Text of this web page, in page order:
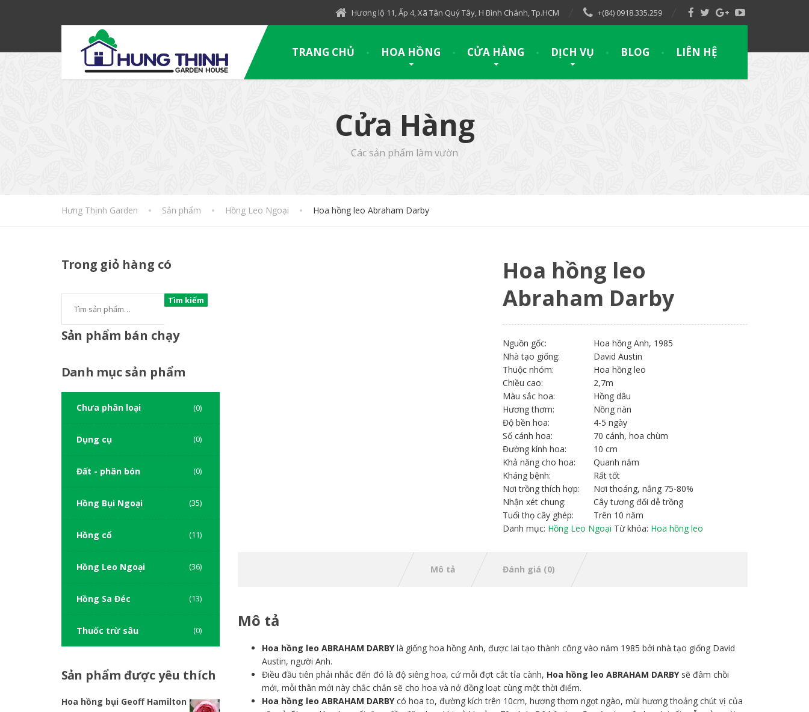
Hương lộ 11, Ấp 4, Xã Tân Quý Tây, H Bình Chánh, Tp.HCM +(84) 0918.335.259
TRANG CHỦ HOA HỒNG CỬA HÀNG DỊCH VỤ BLOG LIÊN HỆ
Cửa Hàng
Các sản phẩm làm vườn
Hưng Thịnh Garden Sản phẩm Hồng Leo Ngoại Hoa hồng leo Abraham Darby
Hoa hồng leo
Abraham Darby
Nguồn gốc:
Hoa hồng Anh, 1985
Nhà tạo giống:
David Austin
Thuộc nhóm:
Hoa hồng leo
Chiều cao:
2,7m
Màu sắc hoa:
Hồng dâu
Hương thơm:
Nồng nàn
Độ bền hoa:
4-5 ngày
Số cánh hoa:
70 cánh, hoa chùm
Đường kính hoa:
10 cm
Khả năng cho hoa:
Quanh năm
Kháng bệnh:
Rất tốt
Nơi trồng thích hợp:
Nơi thoáng, nắng 75-80%
Nhận xét chung:
Cây tương đối dễ trồng
Tuổi thọ cây ghép:
Trên 10 năm
Danh mục: Hồng Leo Ngoại Từ khóa: Hoa hồng leo
Mô tả Đánh giá (0)
Mô tả
Hoa hồng leo ABRAHAM DARBYlà giống hoa hồng Anh, được lai tạo thành công vào năm 1985 bởi nhà tạo giống David
Austin, người Anh.
Điều đầu tiên phải nhắc đến đó là độ siêng hoa, cứ mỗi đợt cắt tỉa cành, Hoa hồng leo ABRAHAM DARBY sẽ đâm chồi
mới, mỗi thân mới này chắc chắn sẽ cho hoa và nở đồng loạt cùng một thời điểm.
Hoa hồng leo ABRAHAM DARBYcó hoa to, đường kích trên 10cm, hương thơm ngọt ngào, mùi hương thoảng chút vị của
Trong giỏ hàng có
Tìm kiếm
Sản phẩm bán chạy
Danh mục sản phẩm
Chưa phân loại (0)
Dụng cụ (0)
Đất - phân bón (0)
Hồng Bụi Ngoại (35)
Hồng cổ (11)
Hồng Leo Ngoại (36)
Hồng Sa Đéc (13)
Thuốc trừ sâu (0)
Sản phẩm được yêu thích
Hoa hồng bụi Geoff Hamilton